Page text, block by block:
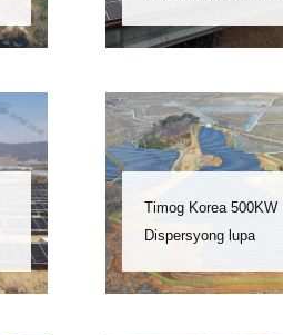
Timog Korea 500KW
Dispersyong lupa